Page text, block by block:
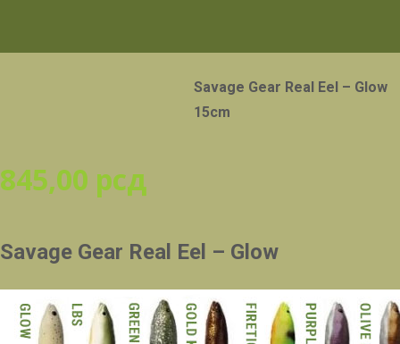
Savage Gear Real Eel – Glow
15cm
845,00 рсд
Savage Gear Real Eel – Glow